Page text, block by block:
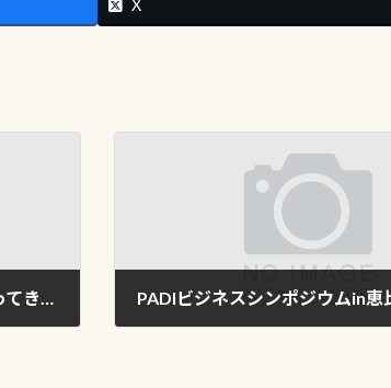
X
PADIビジネスシンポジウムin恵